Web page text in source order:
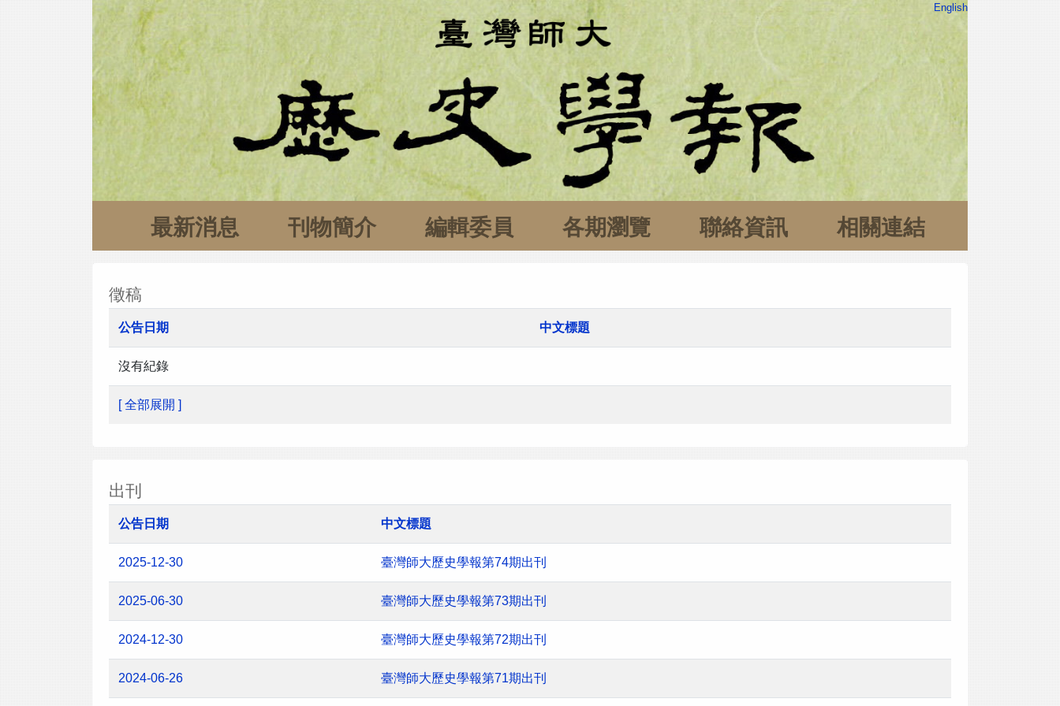
English
最新消息 刊物簡介 編輯委員 各期瀏覽 聯絡資訊 相關連結
徵稿
公告日期 中文標題
沒有紀錄
[ 全部展開 ]
出刊
公告日期 中文標題
2025-12-30 臺灣師大歷史學報第74期出刊
2025-06-30 臺灣師大歷史學報第73期出刊
2024-12-30 臺灣師大歷史學報第72期出刊
2024-06-26 臺灣師大歷史學報第71期出刊